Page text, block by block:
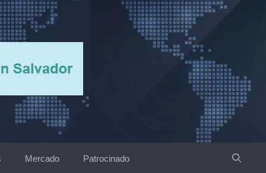
Mercado Patrocinado